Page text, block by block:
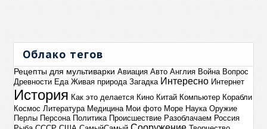
Облако тегов
Рецепты для мультиварки Авиация Авто Англия Война Вопрос
Древности Еда Живая природа Загадка Интересно Интернет
История Как это делается Кино Китай Компьютер Корабли
Космос Литература Медицина Мои фото Море Наука Оружие
Перлы Персона Политика Происшествие Разоблачаем Россия